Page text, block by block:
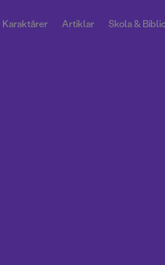
Karaktärer Artiklar Skola &